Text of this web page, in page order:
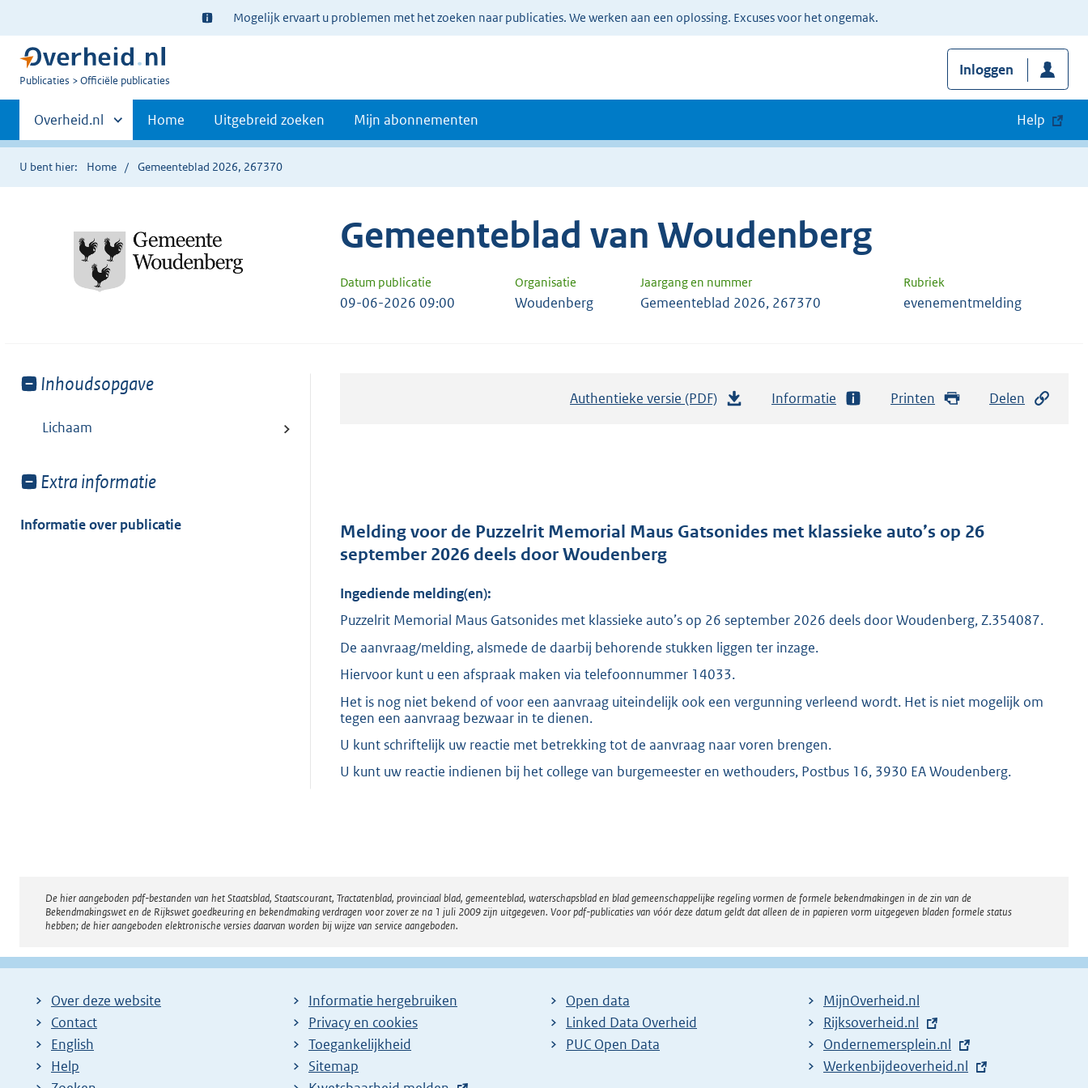
Ter
informatie:
Mogelijk ervaart u problemen met het zoeken naar publicaties. We werken aan een oplossing. Excuses voor het ongemak.
U
Publicaties Officiële publicaties
Inloggen
Primaire
navigatie
Andere
sites
binnen
Overheid.nl Home Uitgebreid zoeken Mijn abonnementen Help
U bent hier: Home Gemeenteblad 2026, 267370
Gemeenteblad van Woudenberg
Datum publicatie Organisatie Jaargang en nummer Rubriek
09-06-2026 09:00 Woudenberg Gemeenteblad 2026, 267370 evenementmelding
Toon
van:
Inhoudsopgave
Lichaam
Toon
van:
Extra informatie
Informatie over publicatie
Authentieke versie (PDF)
d
o
o
t
e
5
2
Informatie Printen Delen
Melding voor de Puzzelrit Memorial Maus Gatsonides met klassieke auto’s op 26
september 2026 deels door Woudenberg
Ingediende melding(en):
Puzzelrit Memorial Maus Gatsonides met klassieke auto’s op 26 september 2026 deels door Woudenberg, Z.354087.
De aanvraag/melding, alsmede de daarbij behorende stukken liggen ter inzage.
Hiervoor kunt u een afspraak maken via telefoonnummer 14033.
Het is nog niet bekend of voor een aanvraag uiteindelijk ook een vergunning verleend wordt. Het is niet mogelijk om
tegen een aanvraag bezwaar in te dienen.
U kunt schriftelijk uw reactie met betrekking tot de aanvraag naar voren brengen.
U kunt uw reactie indienen bij het college van burgemeester en wethouders, Postbus 16, 3930 EA Woudenberg.
Disclaimer
De hier aangeboden pdf-bestanden van het Staatsblad, Staatscourant, Tractatenblad, provinciaal blad, gemeenteblad, waterschapsblad en blad gemeenschappelijke regeling vormen de formele bekendmakingen in de zin van de
Bekendmakingswet en de Rijkswet goedkeuring en bekendmaking verdragen voor zover ze na 1 juli 2009 zijn uitgegeven. Voor pdf-publicaties van vóór deze datum geldt dat alleen de in papieren vorm uitgegeven bladen formele status
hebben; de hier aangeboden elektronische versies daarvan worden bij wijze van service aangeboden.
Over deze website
Contact
English
Help
Informatie hergebruiken
Privacy en cookies
Toegankelijkheid
Sitemap
Open data
Linked Data Overheid
PUC Open Data
MijnOverheid.nl
E
x
t
Rijksoverheid.nl
E
x
Ondernemersplein.nl
E
Werkenbijdeoverheid.nl